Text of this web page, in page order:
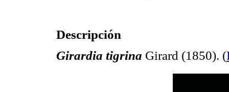
Descripción
Girardia tigrina Girard (1850). (